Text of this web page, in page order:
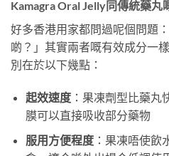
Kamagra Oral Jelly同傳統藥丸
好多香港用家都問過呢個問題
啲？」其實兩者嘅有效成分一
別在於以下幾點：
起效速度：果凍劑型比藥丸
膜可以直接吸收部分藥物
服用方便程度：果凍唔使飲